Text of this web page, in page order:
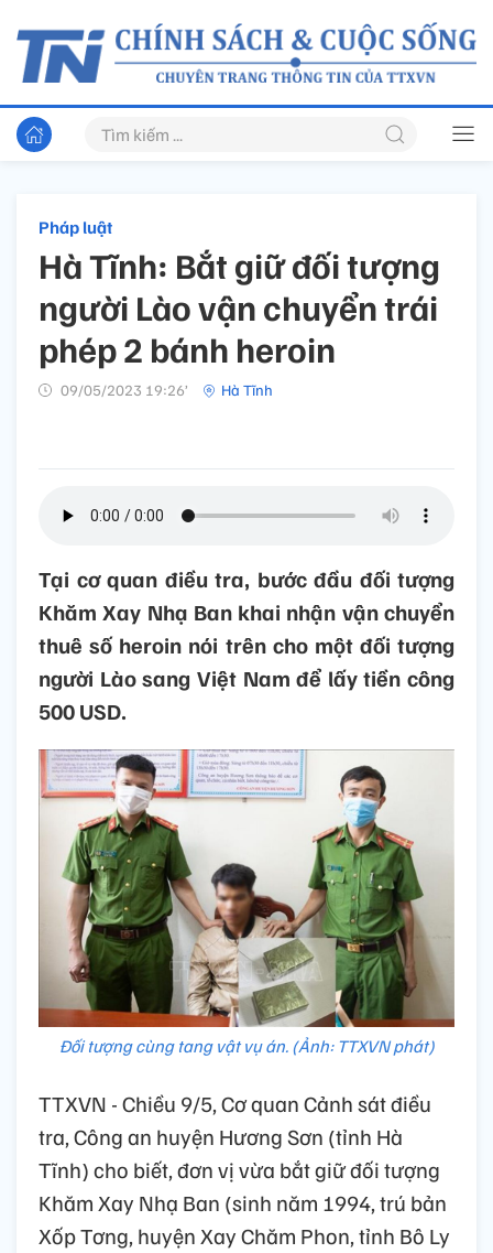
Pháp luật
Hà Tĩnh: Bắt giữ đối tượng
người Lào vận chuyển trái
phép 2 bánh heroin
09/05/2023 19:26’ Hà Tĩnh
Tại cơ quan điều tra, bước đầu đối tượng
Khăm Xay Nhạ Ban khai nhận vận chuyển
thuê số heroin nói trên cho một đối tượng
người Lào sang Việt Nam để lấy tiền công
500 USD.
Đối tượng cùng tang vật vụ án. (Ảnh: TTXVN phát)
TTXVN - Chiều 9/5, Cơ quan Cảnh sát điều
tra, Công an huyện Hương Sơn (tỉnh Hà
Tĩnh) cho biết, đơn vị vừa bắt giữ đối tượng
Khăm Xay Nhạ Ban (sinh năm 1994, trú bản
Xốp Tơng, huyện Xay Chăm Phon, tỉnh Bô Ly